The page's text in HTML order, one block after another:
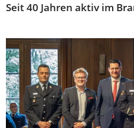
Seit 40 Jahren aktiv im